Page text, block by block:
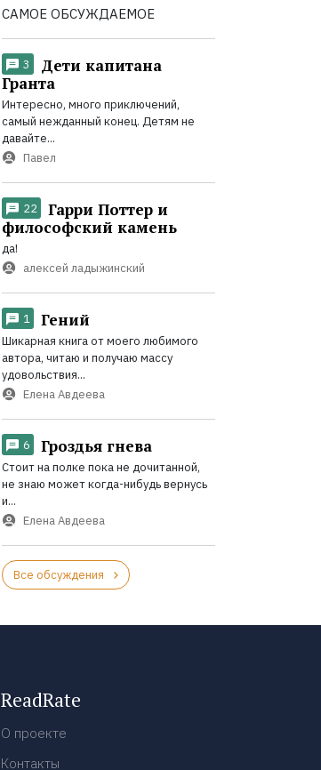
САМОЕ ОБСУЖДАЕМОЕ
3
Дети капитана
Гранта
Интересно, много приключений,
самый нежданный конец. Детям не
давайте...
Павел
22
Гарри Поттер и
философский камень
да!
алексей ладыжинский
1 Гений
Шикарная книга от моего любимого
автора, читаю и получаю массу
удовольствия...
Елена Авдеева
6 Гроздья гнева
Стоит на полке пока не дочитанной,
не знаю может когда-нибудь вернусь
и...
Елена Авдеева
Все обсуждения
ReadRate
О проекте
Контакты